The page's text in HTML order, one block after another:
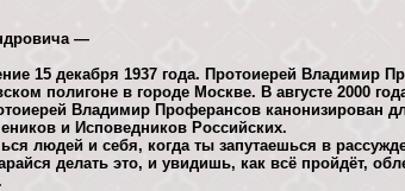
—
15 декабря 1937 года. Протоиерей Владимир
полигоне в городе Москве. В августе 2000
Владимир Проферансов канонизирован
и Исповедников Российских.
людей и себя, когда ты запутаешься в
делать это, и увидишь, как всё пройдёт,